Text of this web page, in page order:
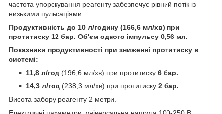
частота упорскування реагенту забезпечує рівний потік із
низькими пульсаціями.
Продуктивність до 10 л/годину (166,6 мл/хв) при
протитиску 12 бар. Об'єм одного імпульсу 0,56 мл.
Показники продуктивності при зниженні протитиску в
системі:
11,8 л/год (196,6 мл/хв) при протитиску 6 бар.
14,3 л/год (238,3 мл/хв) при протитиску 2 бар.
Висота забору реагенту 2 метри.